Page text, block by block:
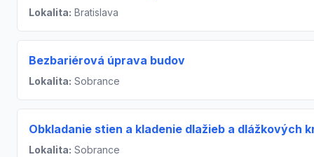
Lokalita: Bratislava
Bezbariérová úprava budov
Lokalita: Sobrance
Obkladanie stien a kladenie dlažieb a dlážkových
Lokalita: Sobrance